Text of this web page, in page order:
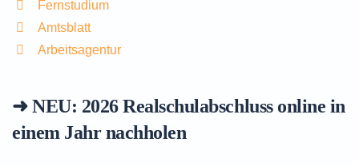
Fernstudium
Amtsblatt
Arbeitsagentur
➜ NEU: 2026Realschulabschluss online in
einem Jahr nachholen